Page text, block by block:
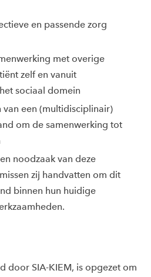
en passende zorg
met overige
zelf en vanuit
sociaal domein
van een (multidisciplinair)
om de samenwerking tot
noodzaak van deze
zij handvatten om dit
binnen hun huidige
door SIA-KIEM, is opgezet om